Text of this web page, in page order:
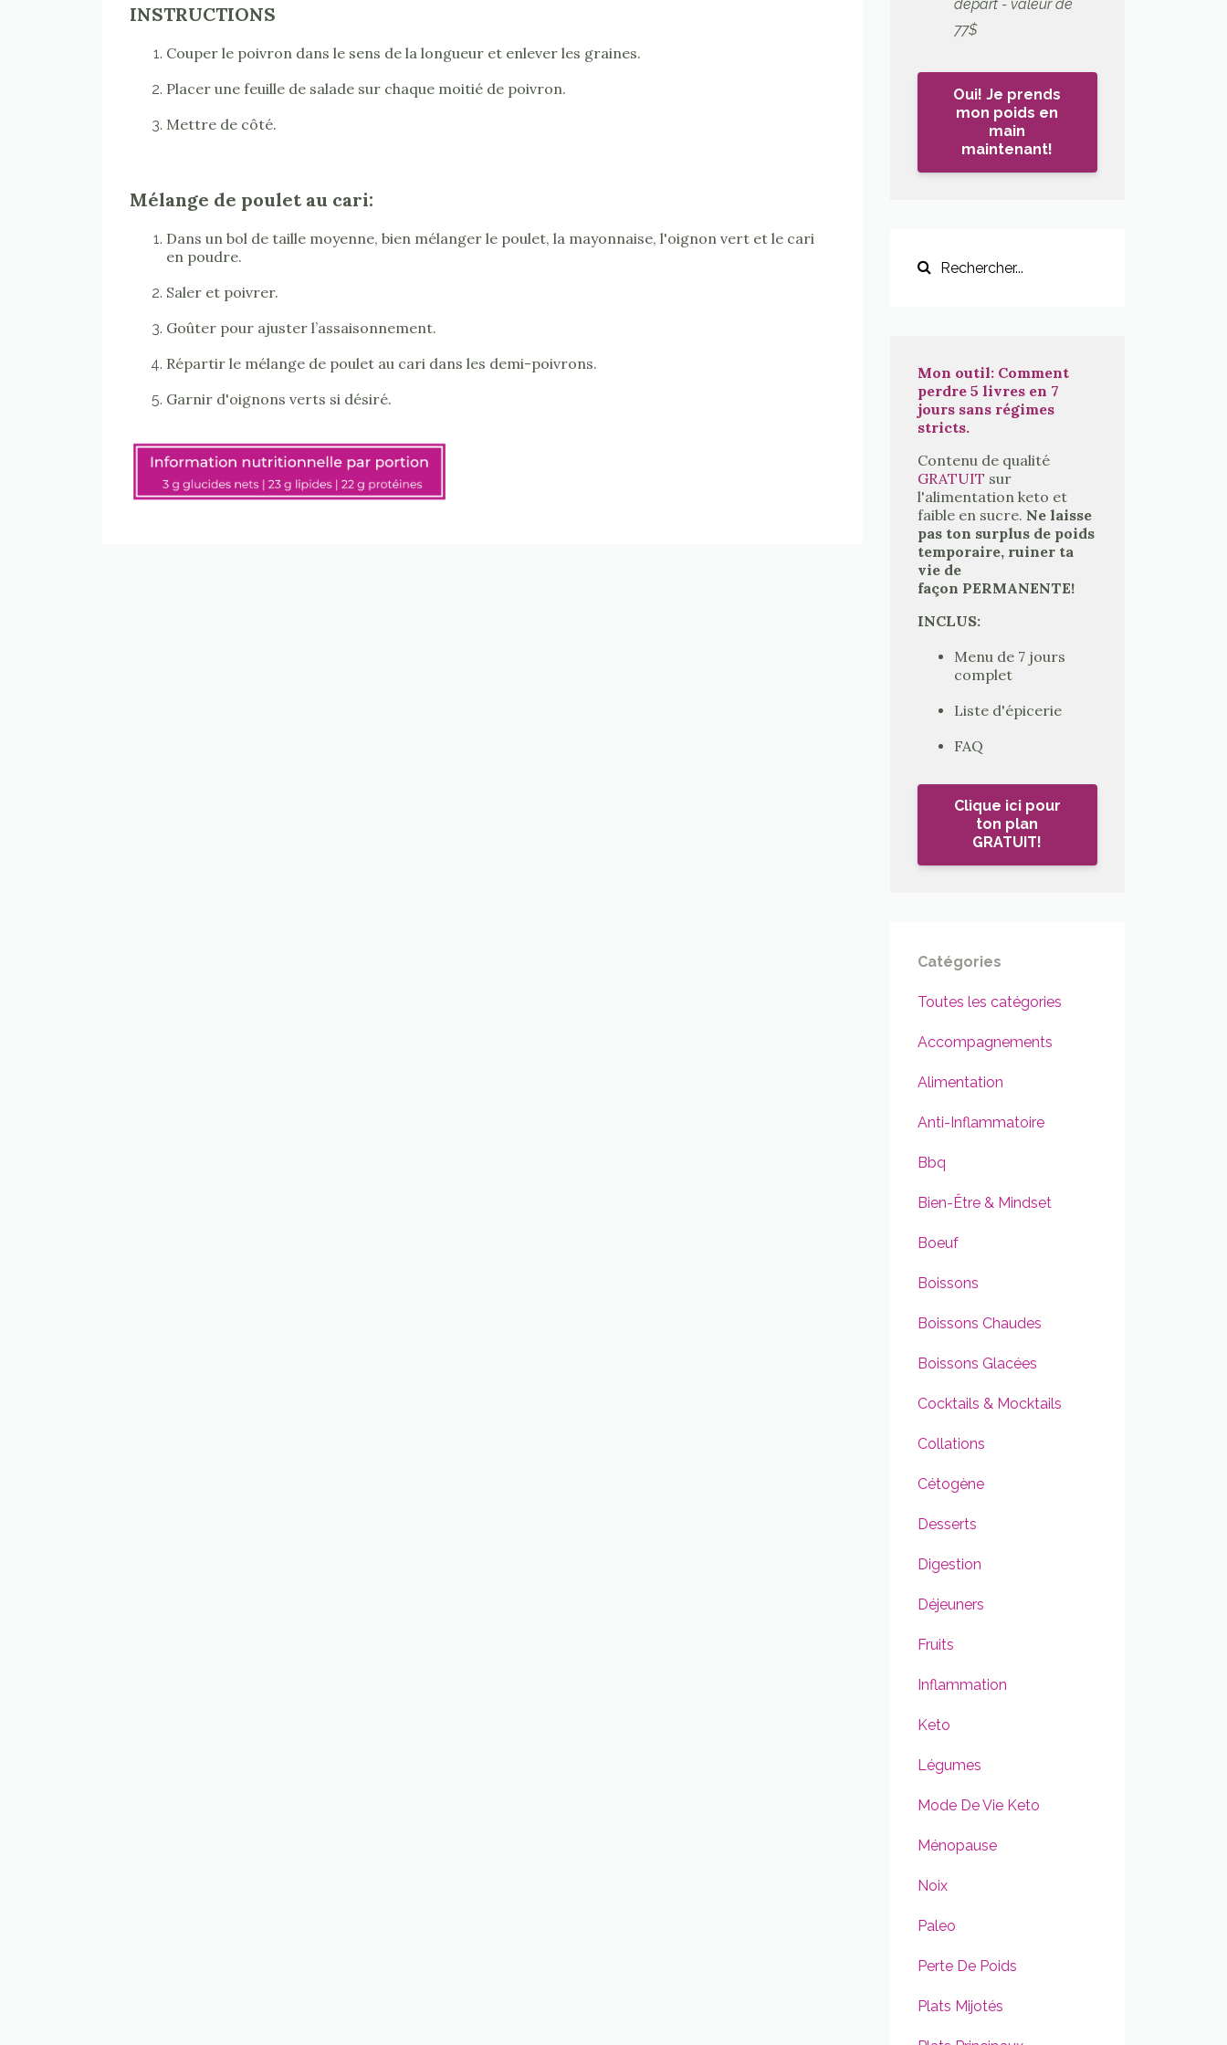
INSTRUCTIONS
Couper le poivron dans le sens de la longueur et enlever les graines.
Placer une feuille de salade sur chaque moitié de poivron.
Mettre de côté.
Mélange de poulet au cari:
Dans un bol de taille moyenne, bien mélanger le poulet, la mayonnaise, l'oignon vert et le cari
en poudre.
Saler et poivrer.
Goûter pour ajuster l’assaisonnement.
Répartir le mélange de poulet au cari dans les demi-poivrons.
Garnir d'oignons verts si désiré.
départ - valeur de
77$
Oui! Je prends
mon poids en
main
maintenant!
Mon outil: Comment
perdre 5 livres en 7
jours sans régimes
stricts.
Contenu de qualité
GRATUIT sur
l'alimentation keto et
faible en sucre. Ne laisse
pas ton surplus de poids
temporaire, ruiner ta
vie de
façon PERMANENTE!
INCLUS:
Menu de 7 jours
complet
Liste d'épicerie
FAQ
Clique ici pour
ton plan
GRATUIT!
Catégories
Toutes les catégories
Accompagnements
Alimentation
Anti-Inflammatoire
Bbq
Bien-Être & Mindset
Boeuf
Boissons
Boissons Chaudes
Boissons Glacées
Cocktails & Mocktails
Collations
Cétogène
Desserts
Digestion
Déjeuners
Fruits
Inflammation
Keto
Légumes
Mode De Vie Keto
Ménopause
Noix
Paleo
Perte De Poids
Plats Mijotés